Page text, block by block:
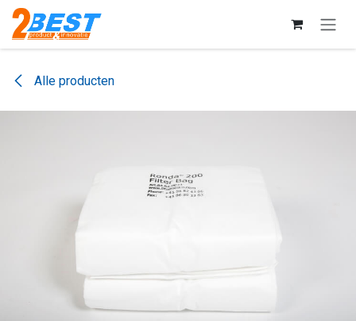
Overslaan naar inhoud
Alle producten